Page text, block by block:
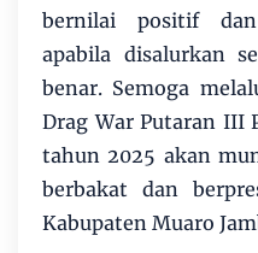
bernilai positif
apabila disalurkan
benar. Semoga
Drag War Putaran III
tahun 2025 akan
berbakat dan
Kabupaten Muaro